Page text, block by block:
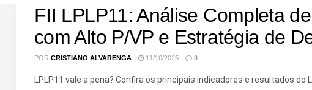
FII LPLP11: Análise Completa
com Alto P/VP e Estratégia de
POR CRISTIANO ALVARENGA 11/10/2025 0
LPLP11 vale a pena? Confira os principais indicadores e resultados do